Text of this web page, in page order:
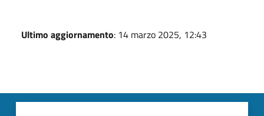
Ultimo aggiornamento: 14 marzo 2025, 12:43